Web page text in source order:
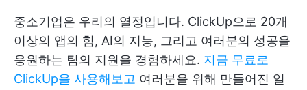
중소기업은 우리의 열정입니다. ClickUp으로 20개
이상의 앱의 힘, AI의 지능, 그리고 여러분의 성공을
응원하는 팀의 지원을 경험하세요. 지금 무료로
ClickUp을 사용해보고 여러분을 위해 만들어진 일